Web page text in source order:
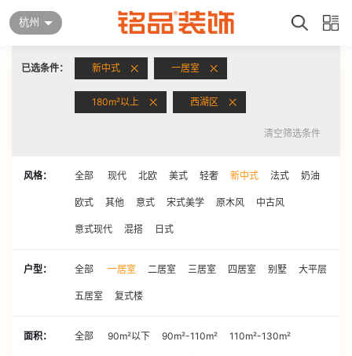
杭州
已选条件： 新中式 一居室
180m²以上 西湖区
清空筛选条件
风格： 全部 现代 北欧 美式 轻奢 新中式 法式 奶油
欧式 其他 意式 宋式美学 原木风 中古风
意式现代 混搭 日式
户型： 全部 一居室 二居室 三居室 四居室 别墅 大平层
五居室 复式楼
面积： 全部 90m²以下 90m²-110m² 110m²-130m²